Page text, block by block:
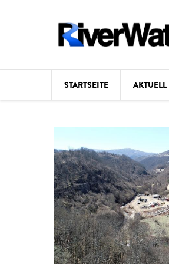
STARTSEITE AKTUELL